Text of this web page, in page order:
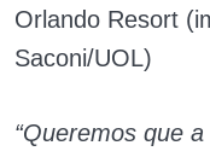
Orlando Resort
Saconi/UOL)
“Queremos que